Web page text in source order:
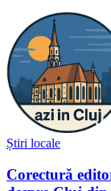
Știri locale
Corectură